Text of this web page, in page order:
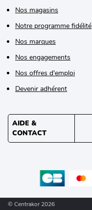
Nos magasins
Notre programme fidélité
Nos marques
Nos engagements
Nos offres d'emploi
Devenir adhérent
AIDE &
CONTACT
© Centrakor 2026